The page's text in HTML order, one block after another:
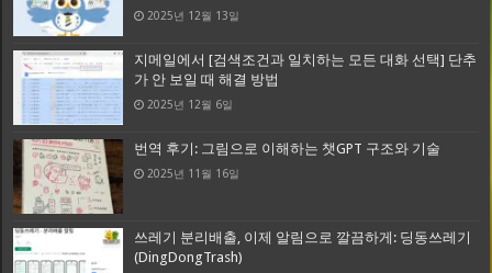
2025년 12월 13일
지메일에서 [검색조건과 일치하는 모든 대화 선택] 단추
가 안 보일 때 해결 방법
2025년 12월 6일
번역 후기: 그림으로 이해하는 챗GPT 구조와 기술
2025년 11월 16일
쓰레기 분리배출, 이제 알림으로 깔끔하게: 딩동쓰레기
(DingDongTrash)